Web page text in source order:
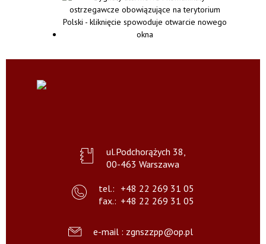
ul.Podchorążych 38,
00-463 Warszawa
tel.: +48 22 269 31 05
fax.: +48 22 269 31 05
e-mail : zgnszzpp@op.pl